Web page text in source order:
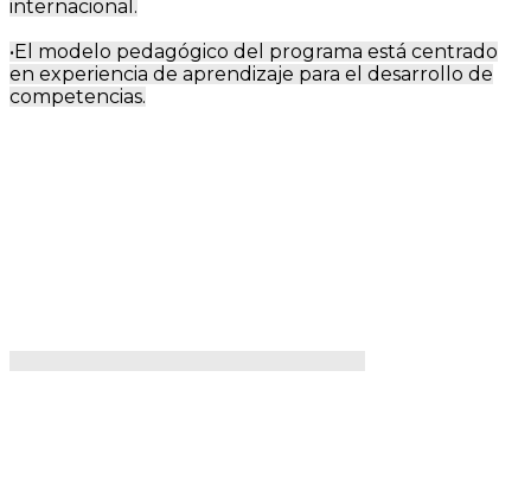
internacional.
•El modelo pedagógico del programa está centrado
en experiencia de aprendizaje para el desarrollo de
competencias.